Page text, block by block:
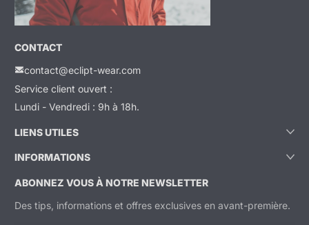
CONTACT
contact@eclipt-wear.com
Service client ouvert :
Lundi - Vendredi : 9h à 18h.
LIENS UTILES
INFORMATIONS
ABONNEZ VOUS À NOTRE NEWSLETTER
Des tips, informations et offres exclusives en avant-première.